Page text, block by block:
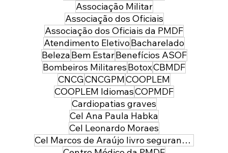
Associação Militar
Associação dos Oficiais
Associação dos Oficiais da PMDF
Atendimento EletivoBacharelado
BelezaBem EstarBenefícios ASOF
Bombeiros MilitaresBotoxCBMDF
CNCGCNCGPMCOOPLEM
COOPLEM IdiomasCOPMDF
Cardiopatias graves
Cel Ana Paula Habka
Cel Leonardo Moraes
Cel Marcos de Araújo livro segurança pública